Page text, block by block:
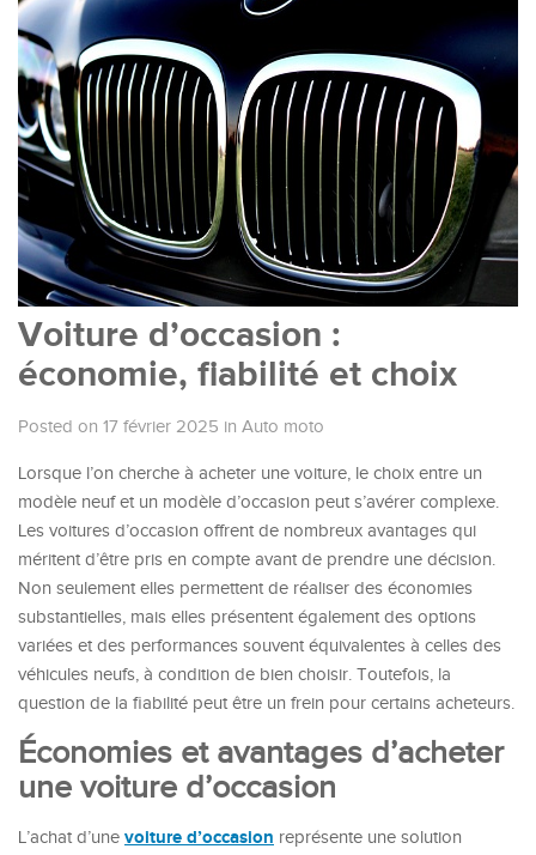
Voiture d’occasion :
économie, fiabilité et choix
Posted on 17 février 2025 in Auto moto
Lorsque l’on cherche à acheter une voiture, le choix entre un
modèle neuf et un modèle d’occasion peut s’avérer complexe.
Les voitures d’occasion offrent de nombreux avantages qui
méritent d’être pris en compte avant de prendre une décision.
Non seulement elles permettent de réaliser des économies
substantielles, mais elles présentent également des options
variées et des performances souvent équivalentes à celles des
véhicules neufs, à condition de bien choisir. Toutefois, la
question de la fiabilité peut être un frein pour certains acheteurs.
Économies et avantages d’acheter
une voiture d’occasion
L’achat d’une voiture d’occasion représente une solution